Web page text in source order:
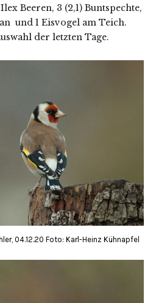
Beeren, 3 (2,1) Buntspechte,
und 1 Eisvogel am Teich.
der letzten Tage.
04.12.20 Foto: Karl-Heinz Kühnapfel